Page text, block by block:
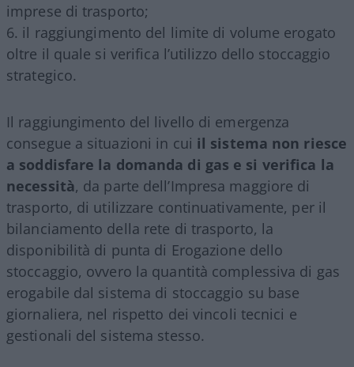
imprese di trasporto;
il raggiungimento del limite di volume erogato
oltre il quale si verifica l’utilizzo dello stoccaggio
strategico.
Il raggiungimento del livello di emergenza
consegue a situazioni in cui il sistema non riesce
a soddisfare la domanda di gas e si verifica la
necessità, da parte dell’Impresa maggiore di
trasporto, di utilizzare continuativamente, per il
bilanciamento della rete di trasporto, la
disponibilità di punta di Erogazione dello
stoccaggio, ovvero la quantità complessiva di gas
erogabile dal sistema di stoccaggio su base
giornaliera, nel rispetto dei vincoli tecnici e
gestionali del sistema stesso.